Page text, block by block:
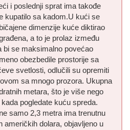
i poslednji sprat ima takođe
kupatilo sa kadom.U kući se
dimenzije kuće diktirao
a to je prolaz između
bi se maksimalno povećao
obezbedile prostorije sa
svetlosti, odlučili su opremiti
sa mnogo prozora. Ukupna
metara, što je više nego
pogledate kuću spreda.
samo 2,3 metra ima trenutnu
američkih dolara, objavljeno u